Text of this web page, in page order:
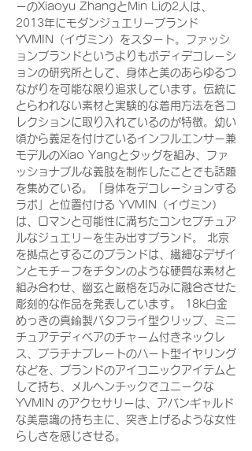
ーのXiaoyu ZhangとMin Liの2人は、
2013年にモダンジュエリーブランド
YVMIN（イヴミン）をスタート。ファッシ
ョンブランドというよりもボディデコレーシ
ョンの研究所として、身体と美のあらゆるつ
ながりを可能な限り追求しています。伝統に
とらわれない素材と実験的な着用方法を各コ
レクションに取り入れているのが特徴。幼い
頃から義足を付けているインフルエンサー兼
モデルのXiao Yangとタッグを組み、ファ
ッショナブルな義肢を制作したことでも話題
を集めている。「身体をデコレーションする
ラボ」と位置付ける YVMIN（イヴミン）
は、ロマンと可能性に満ちたコンセプチュア
ルなジュエリーを生み出すブランド。 北京
を拠点とするこのブランドは、繊細なデザイ
ンとモチーフをチタンのような硬質な素材と
組み合わせ、幽玄と厳格を巧みに融合させた
彫刻的な作品を発表しています。 18k白金
めっきの真鍮製バタフライ型クリップ、ミニ
チュアテディベアのチャーム付きネックレ
ス、プラチナプレートのハート型イヤリング
などを、ブランドのアイコニックアイテムと
して持ち、メルヘンチックでユニークな
YVMIN のアクセサリーは、アバンギャルド
な美意識の持ち主に、突き上げるような女性
らしさを感じさせる。